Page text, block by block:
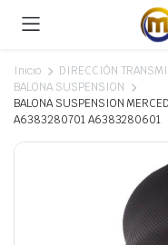
Inicio
DIRECCIÓN
BALONA SUSPENSION
BALONA SUSPENSION
A6383280701 A6383280601